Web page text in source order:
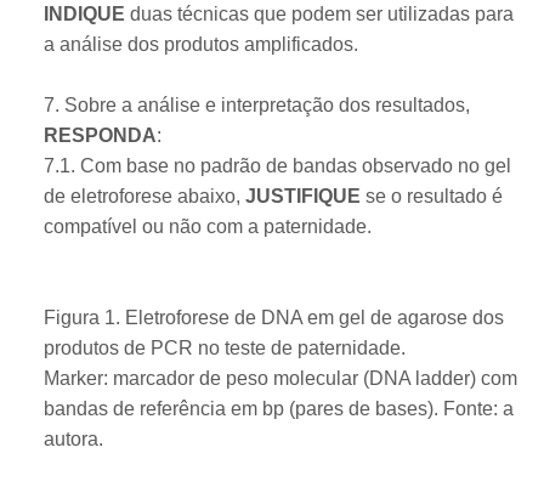
INDIQUE duas técnicas que podem ser utilizadas para
a análise dos produtos amplificados.
7. Sobre a análise e interpretação dos resultados,
RESPONDA:
7.1. Com base no padrão de bandas observado no gel
de eletroforese abaixo, JUSTIFIQUE se o resultado é
compatível ou não com a paternidade.
​Figura 1. Eletroforese de DNA em gel de agarose dos
produtos de PCR no teste de paternidade.
Marker: marcador de peso molecular (DNA ladder) com
bandas de referência em bp (pares de bases). Fonte: a
autora.